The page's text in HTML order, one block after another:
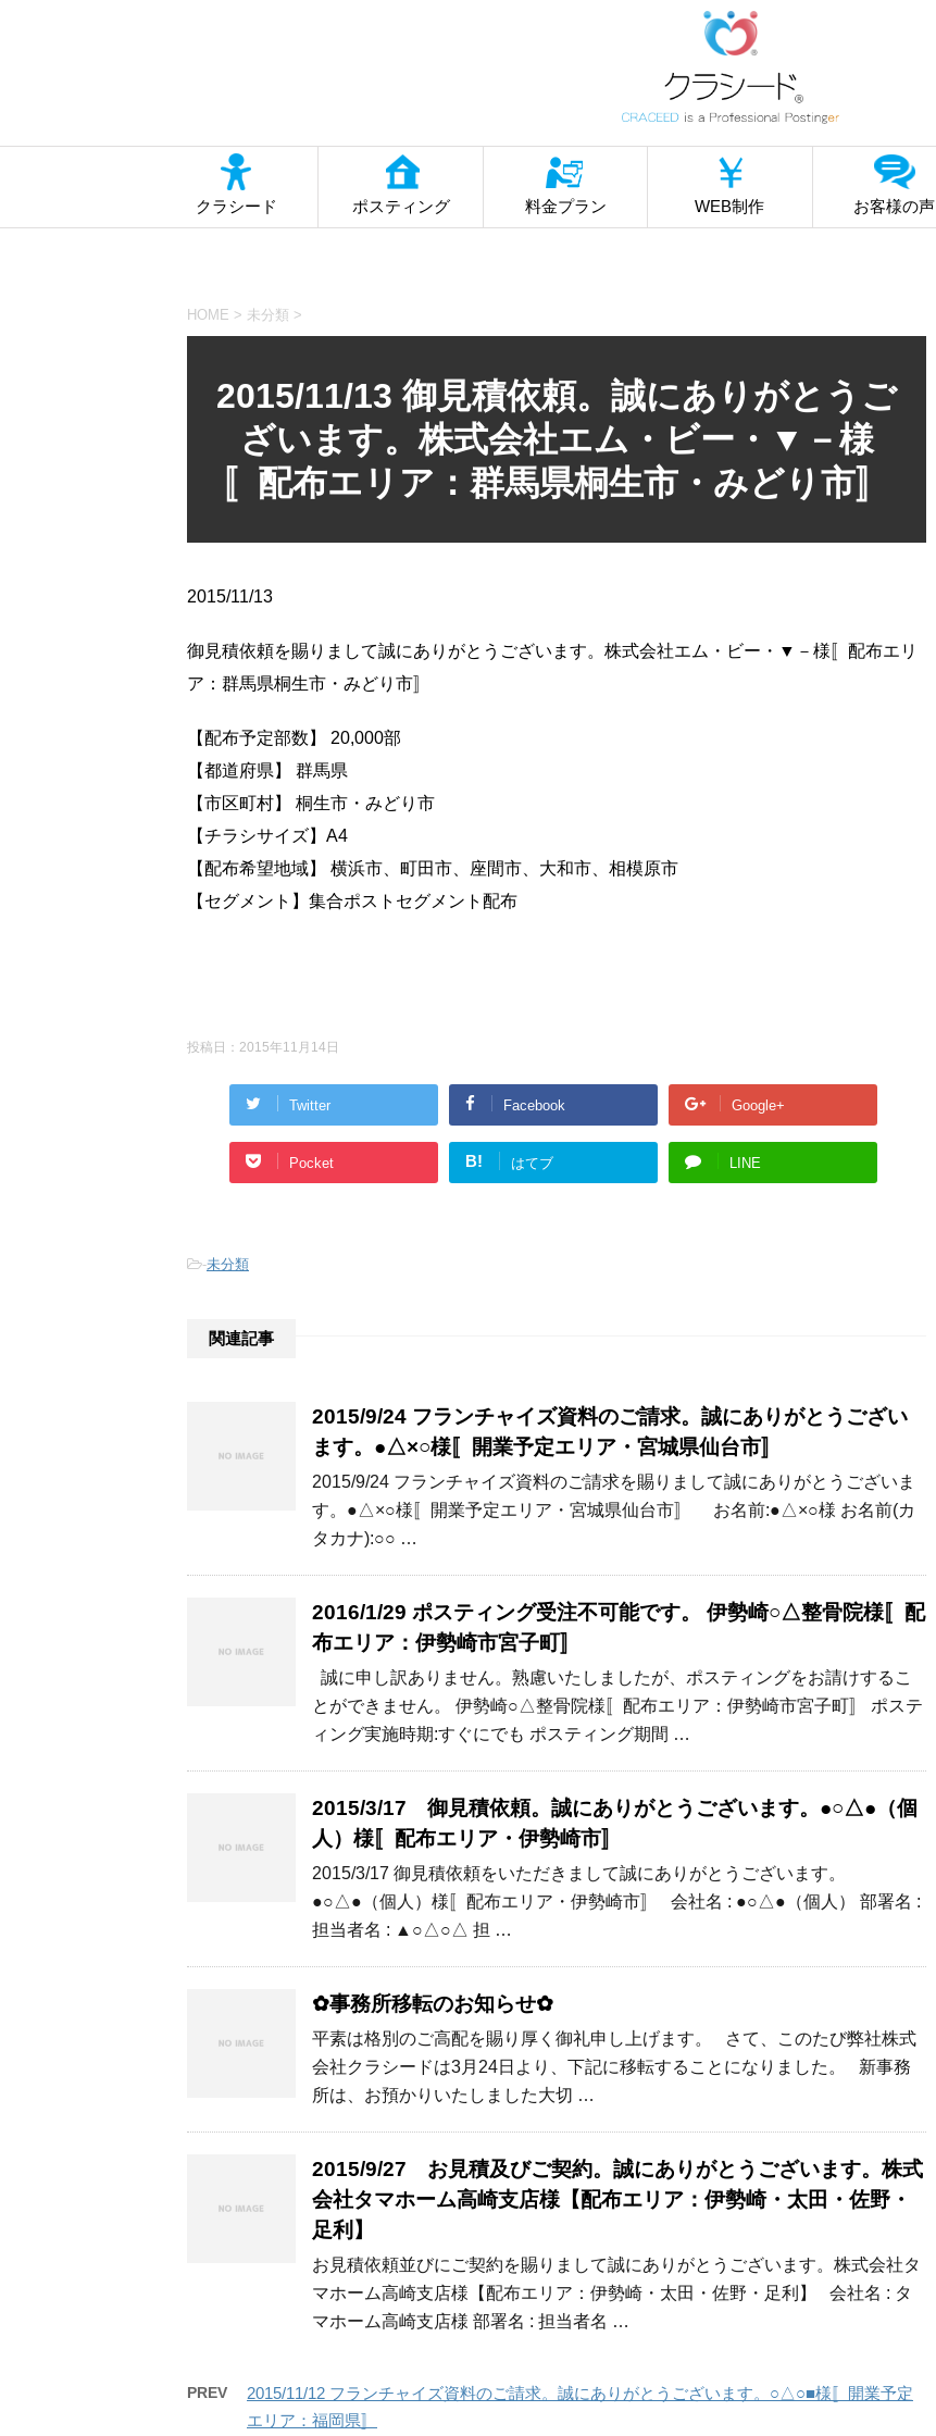
クラシード ポスティング 料金プラン WEB制作 お客様の声
HOME > 未分類 >
2015/11/13 御見積依頼。誠にありがとうご
ざいます。株式会社エム・ビー・▼－様
〚配布エリア：群馬県桐生市・みどり市〛
2015/11/13
御見積依頼を賜りまして誠にありがとうございます。株式会社エム・ビー・▼－様〚配布エリ
ア：群馬県桐生市・みどり市〛
【配布予定部数】 20,000部
【都道府県】 群馬県
【市区町村】 桐生市・みどり市
【チラシサイズ】A4
【配布希望地域】 横浜市、町田市、座間市、大和市、相模原市
【セグメント】集合ポストセグメント配布
投稿日： 2015年11月14日
Twitter Facebook Google+
Pocket B! はてブ LINE
-未分類
関連記事
2015/9/24 フランチャイズ資料のご請求。誠にありがとうござい
ます。●△×○様〚開業予定エリア・宮城県仙台市〛
2015/9/24 フランチャイズ資料のご請求を賜りまして誠にありがとうございま
す。●△×○様〚開業予定エリア・宮城県仙台市〛 お名前:●△×○様 お名前(カ
タカナ):○○ …
2016/1/29 ポスティング受注不可能です。 伊勢崎○△整骨院様〚配
布エリア：伊勢崎市宮子町〛
誠に申し訳ありません。熟慮いたしましたが、ポスティングをお請けするこ
とができません。 伊勢崎○△整骨院様〚配布エリア：伊勢崎市宮子町〛 ポステ
ィング実施時期:すぐにでも ポスティング期間 …
2015/3/17 御見積依頼。誠にありがとうございます。●○△●（個
人）様〚配布エリア・伊勢崎市〛
2015/3/17 御見積依頼をいただきまして誠にありがとうございます。
●○△●（個人）様〚配布エリア・伊勢崎市〛 会社名 : ●○△●（個人） 部署名 :
担当者名 : ▲○△○△ 担 …
✿事務所移転のお知らせ✿
平素は格別のご高配を賜り厚く御礼申し上げます。 さて、このたび弊社株式
会社クラシードは3月24日より、下記に移転することになりました。 新事務
所は、お預かりいたしました大切 …
2015/9/27 お見積及びご契約。誠にありがとうございます。株式
会社タマホーム高崎支店様【配布エリア：伊勢崎・太田・佐野・
足利】
お見積依頼並びにご契約を賜りまして誠にありがとうございます。株式会社タ
マホーム高崎支店様【配布エリア：伊勢崎・太田・佐野・足利】 会社名 : タ
マホーム高崎支店様 部署名 : 担当者名 …
PREV
2015/11/12 フランチャイズ資料のご請求。誠にありがとうございます。○△○■様〚開業予定
エリア：福岡県〛